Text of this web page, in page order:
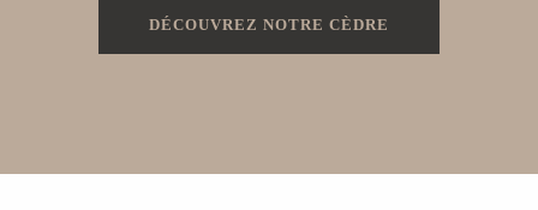
DÉCOUVREZ NOTRE CÈDRE